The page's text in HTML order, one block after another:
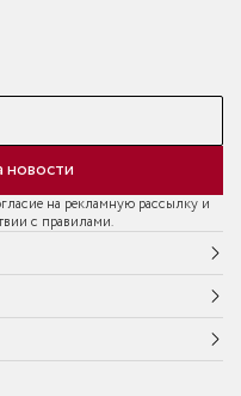
новости
на рекламную рассылку и
с правилами.